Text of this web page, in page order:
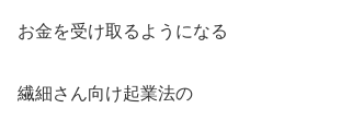
お金を受け取るようになる
繊細さん向け起業法の